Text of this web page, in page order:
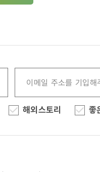
해외스토리 좋